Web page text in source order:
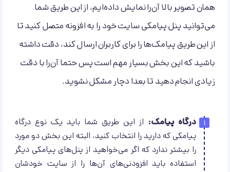
همان تصویر بالا آن‌را نمایش داده‌ایم، از این طریق شما
می‌توانید پنل پیامکی سایت خود را به افزونه متصل کنید تا
از این طریق پیامک‌‌ها را برای کاربران ارسال کند، دقت داشته
باشید که این بخش بسیار مهم است پس حتما آن‌را با دقت
زیادی انجام دهید تا بعدا دچار مشکل نشوید.
درگاه پیامک: از این طریق شما باید یک نوع درگاه
پیامکی که دارید را انتخاب کنید، البته این بخش دو مورد
را بیشتر ندارد که اگر می‌خواهید از پنل‌های پیامکی دیگر
استفاده باید افزودنی‌های آن‌ها را از سایت خودشان